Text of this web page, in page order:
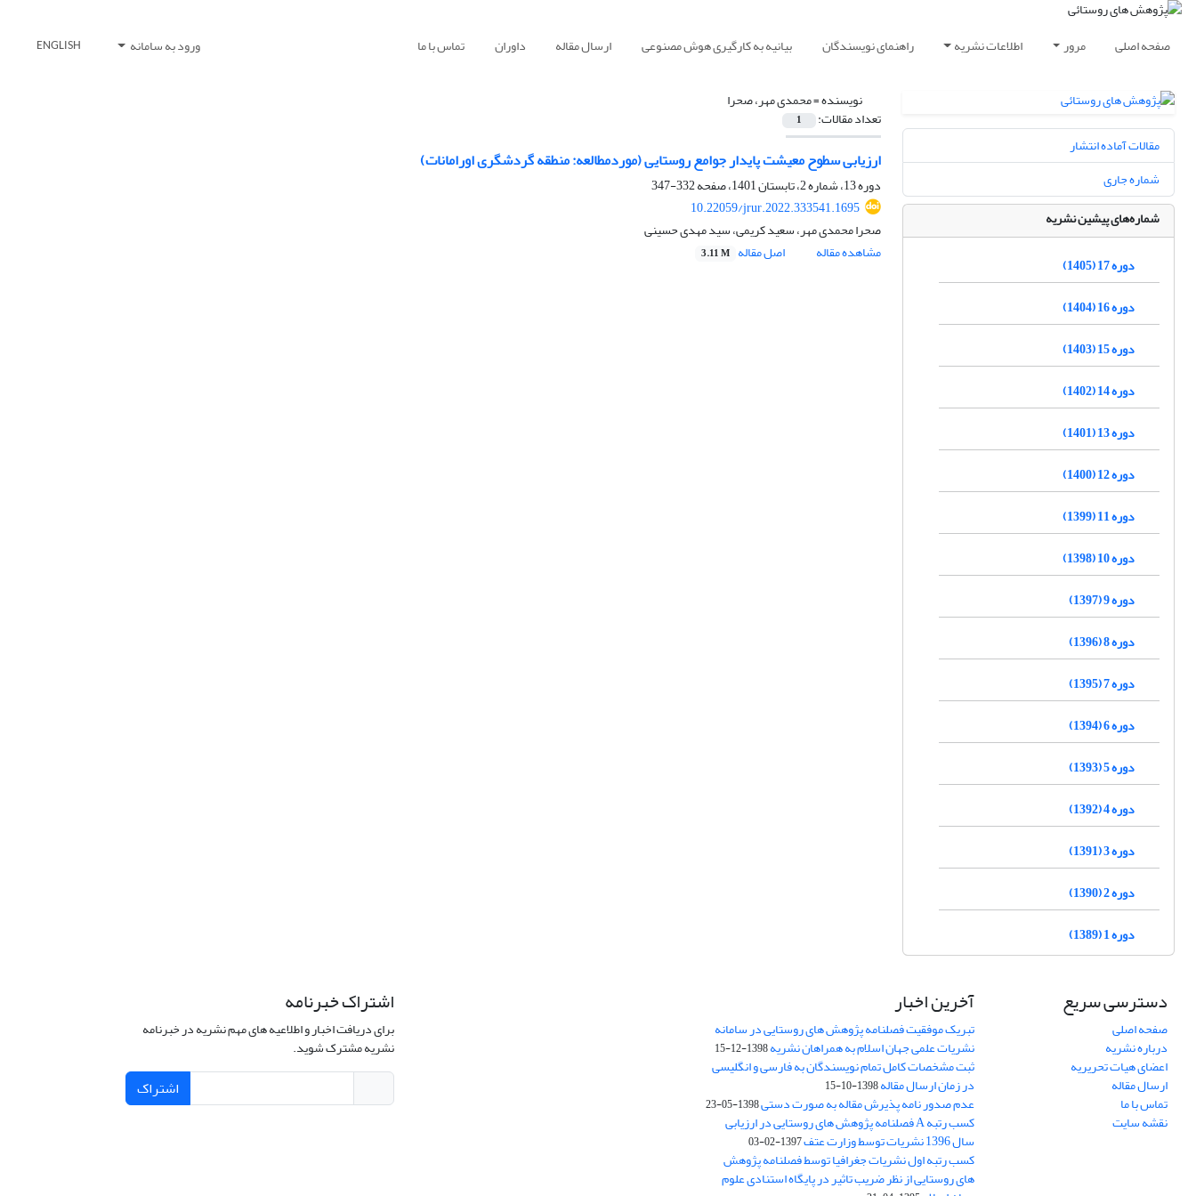
صفحه اصلی مرور اطلاعات نشریه راهنمای نویسندگان بیانیه به کارگیری هوش مصنوعی ارسال مقاله داوران تماس با ما ورود به سامانه ENGLISH
نویسنده =محمدی مهر، صحرا
تعداد مقالات: 1
ارزیابی سطوح معیشت پایدار جوامع روستایی (موردمطالعه: منطقه گردشگری اورامانات)
دوره 13، شماره 2، تابستان 1401، صفحه
332-347
10.22059/jrur.2022.333541.1695
صحرا محمدی مهر، سعید کریمی، سید مهدی حسینی
مشاهده مقاله
اصل مقاله 3.11 M
مقالات آماده انتشار
شماره جاری
شماره‌های پیشین نشریه
دوره 17 (1405)
دوره 16 (1404)
دوره 15 (1403)
دوره 14 (1402)
دوره 13 (1401)
دوره 12 (1400)
دوره 11 (1399)
دوره 10 (1398)
دوره 9 (1397)
دوره 8 (1396)
دوره 7 (1395)
دوره 6 (1394)
دوره 5 (1393)
دوره 4 (1392)
دوره 3 (1391)
دوره 2 (1390)
دوره 1 (1389)
دسترسی سریع
صفحه اصلی
درباره نشریه
اعضای هیات تحریریه
ارسال مقاله
تماس با ما
نقشه سایت
آخرین اخبار
تبریک موفقیت فصلنامه پژوهش های روستایی در سامانه
نشریات علمی جهان اسلام به همراهان نشریه1398-12-15
ثبت مشخصات کامل تمام نویسندگان به فارسی و انگلیسی
در زمان ارسال مقاله1398-10-15
عدم صدور نامه پذیرش مقاله به صورت دستی1398-05-23
کسب رتبه A فصلنامه پژوهش های روستایی در ارزیابی
سال 1396 نشریات توسط وزارت عتف 1397-02-03
کسب رتبه اول نشریات جغرافیا توسط فصلنامه پژوهش
های روستایی از نظر ضریب تاثیر در پایگاه استنادی علوم
اشتراک خبرنامه
برای دریافت اخبار و اطلاعیه های مهم نشریه در خبرنامه
نشریه مشترک شوید.
اشتراک